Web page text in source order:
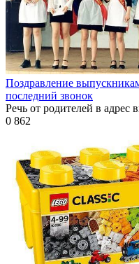
Поздравление
последний звонок
Речь от родителей в адрес
0 862